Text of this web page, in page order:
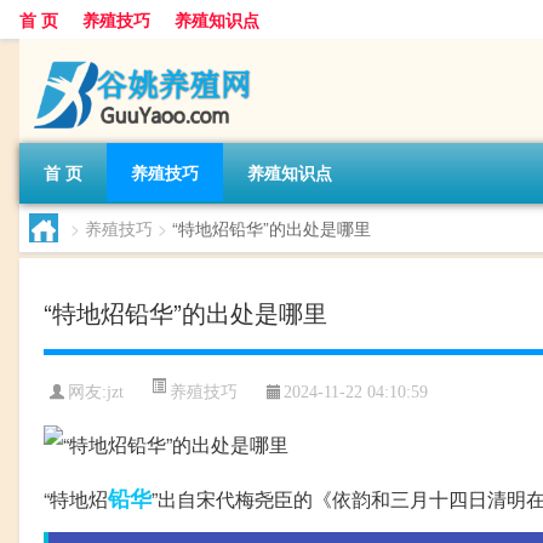
首 页 养殖技巧 养殖知识点
首 页 养殖技巧 养殖知识点
> 养殖技巧 > “特地炤铅华”的出处是哪里
“特地炤铅华”的出处是哪里
网友:jzt 养殖技巧 2024-11-22 04:10:59
“特地炤铅华”出自宋代梅尧臣的《依韵和三月十四日清明在